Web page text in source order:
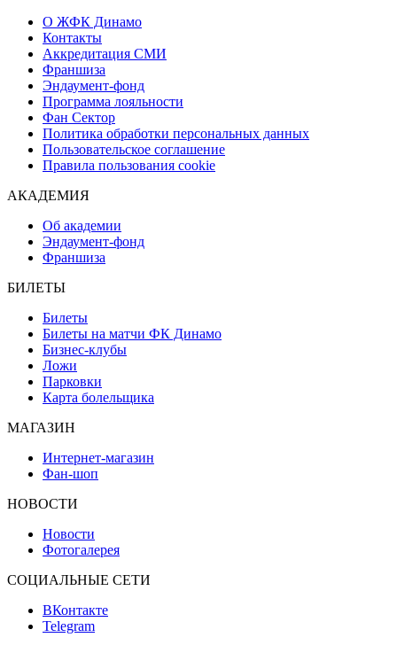
О ЖФК Динамо
Контакты
Аккредитация СМИ
Франшиза
Эндаумент-фонд
Программа лояльности
Фан Сектор
Политика обработки персональных данных
Пользовательское соглашение
Правила пользования cookie
АКАДЕМИЯ
Об академии
Эндаумент-фонд
Франшиза
БИЛЕТЫ
Билеты
Билеты на матчи ФК Динамо
Бизнес-клубы
Ложи
Парковки
Карта болельщика
МАГАЗИН
Интернет-магазин
Фан-шоп
НОВОСТИ
Новости
Фотогалерея
СОЦИАЛЬНЫЕ СЕТИ
ВКонтакте
Telegram